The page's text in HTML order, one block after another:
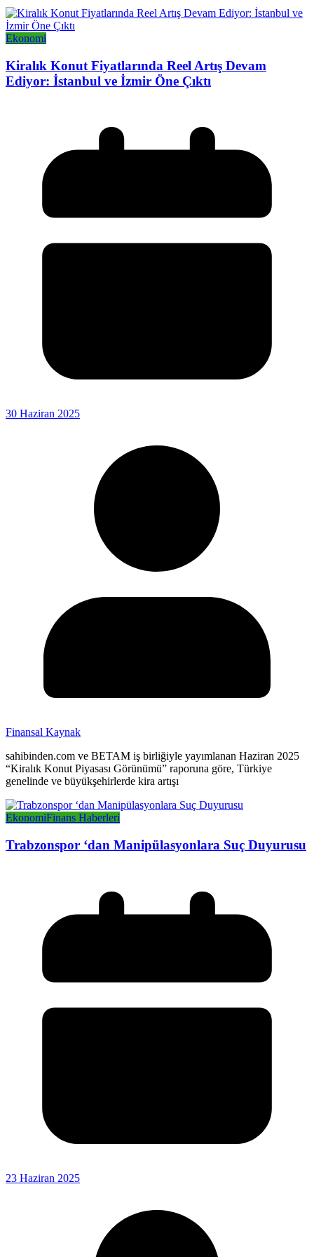
Ekonomi
Kiralık Konut Fiyatlarında Reel Artış Devam
Ediyor: İstanbul ve İzmir Öne Çıktı
30 Haziran 2025
Finansal Kaynak
sahibinden.com ve BETAM iş birliğiyle yayımlanan Haziran 2025
“Kiralık Konut Piyasası Görünümü” raporuna göre, Türkiye
genelinde ve büyükşehirlerde kira artışı
EkonomiFinans Haberleri
Trabzonspor ‘dan Manipülasyonlara Suç Duyurusu
23 Haziran 2025